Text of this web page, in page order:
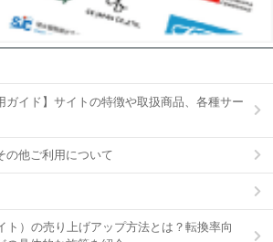
ガイド】サイトの特徴や取扱商品、各種サー
の他ご利用について
ト）の売り上げアップ方法とは？転換率向